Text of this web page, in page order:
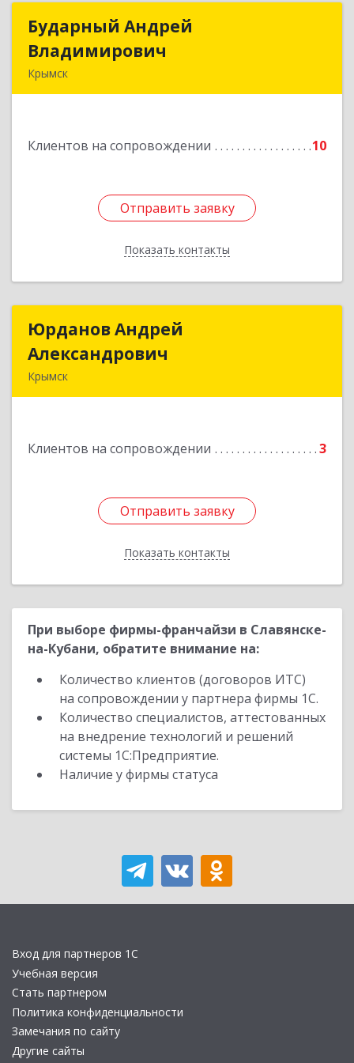
Бударный Андрей
Владимирович
Крымск
Клиентов на сопровождении 10
Отправить заявку
Показать контакты
Бударный Андрей
Подробнее
Отправить заявку
Назад
Юрданов Андрей
Александрович
Крымск
Клиентов на сопровождении 3
Отправить заявку
Показать контакты
Юрданов Андрей
Подробнее
Отправить заявку
Назад
При выборе фирмы-франчайзи в Славянске-
на-Кубани, обратите внимание на:
Количество клиентов (договоров ИТС)
на сопровождении у партнера фирмы 1С.
Количество специалистов, аттестованных
на внедрение технологий и решений
системы 1С:Предприятие.
Наличие у фирмы статуса
Вход для партнеров 1С
Учебная версия
Стать партнером
Политика конфиденциальности
Замечания по сайту
Другие сайты